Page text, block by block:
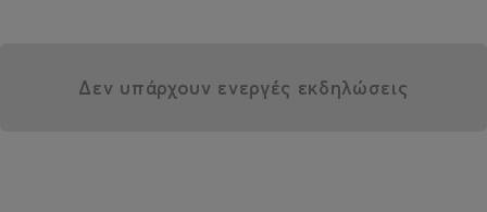
Δεν υπάρχουν ενεργές εκδηλώσεις